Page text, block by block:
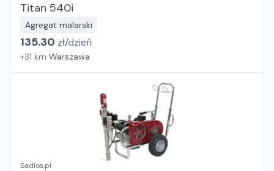
Titan 540i
Agregat malarski
135.30 zł/dzień
+31 km Warszawa
Sadlos.pl